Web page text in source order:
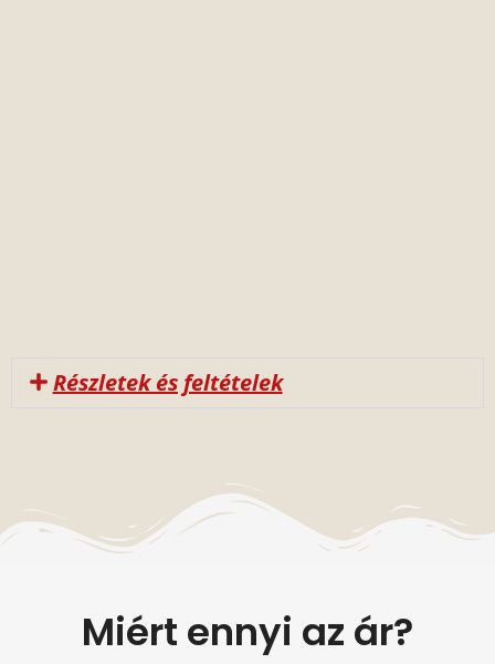
Részletek és feltételek
Miért ennyi az ár?